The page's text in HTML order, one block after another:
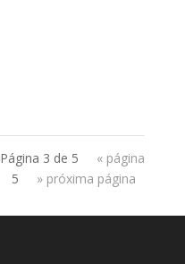
Página 3 de 5
« página
5 » próxima página